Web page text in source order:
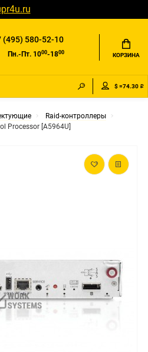
(495) 580-52-10
Пн.-Пт. 1000-1800 КОРЗИНА
$ =74.30 ₽
Raid-контроллеры
Processor [A5964U]